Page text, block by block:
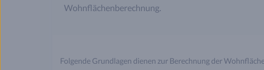
Wohnflächenberechnung.
Folgende Grundlagen dienen zur Berechnung der